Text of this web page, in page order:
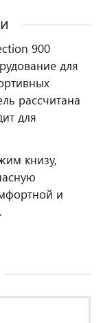
900
для
рассчитана
для
книзу,
и